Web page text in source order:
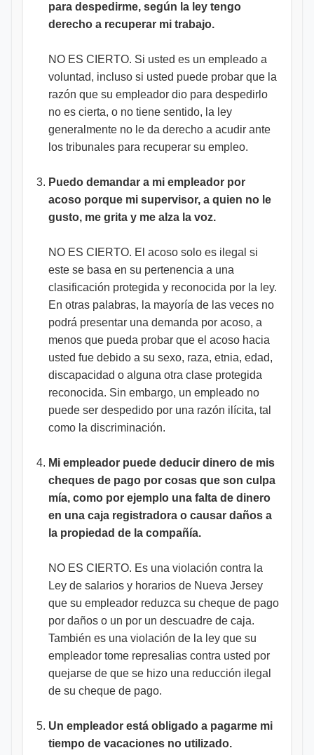
para despedirme, según la ley tengo
derecho a recuperar mi trabajo.
NO ES CIERTO. Si usted es un empleado a
voluntad, incluso si usted puede probar que la
razón que su empleador dio para despedirlo
no es cierta, o no tiene sentido, la ley
generalmente no le da derecho a acudir ante
los tribunales para recuperar su empleo.
Puedo demandar a mi empleador por
acoso porque mi supervisor, a quien no le
gusto, me grita y me alza la voz.
NO ES CIERTO. El acoso solo es ilegal si
este se basa en su pertenencia a una
clasificación protegida y reconocida por la ley.
En otras palabras, la mayoría de las veces no
podrá presentar una demanda por acoso, a
menos que pueda probar que el acoso hacia
usted fue debido a su sexo, raza, etnia, edad,
discapacidad o alguna otra clase protegida
reconocida. Sin embargo, un empleado no
puede ser despedido por una razón ilícita, tal
como la discriminación.
Mi empleador puede deducir dinero de mis
cheques de pago por cosas que son culpa
mía, como por ejemplo una falta de dinero
en una caja registradora o causar daños a
la propiedad de la compañía.
NO ES CIERTO. Es una violación contra la
Ley de salarios y horarios de Nueva Jersey
que su empleador reduzca su cheque de pago
por daños o un por un descuadre de caja.
También es una violación de la ley que su
empleador tome represalias contra usted por
quejarse de que se hizo una reducción ilegal
de su cheque de pago.
Un empleador está obligado a pagarme mi
tiempo de vacaciones no utilizado.